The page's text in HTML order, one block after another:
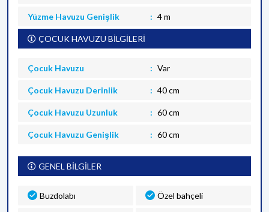
Yüzme Havuzu Genişlik 4 m
ÇOCUK HAVUZU BİLGİLERİ
Çocuk Havuzu Var
Çocuk Havuzu Derinlik 40 cm
Çocuk Havuzu Uzunluk 60 cm
Çocuk Havuzu Genişlik 60 cm
GENEL BİLGİLER
Buzdolabı Özel bahçeli